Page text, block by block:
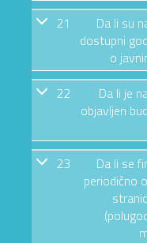
21
Da li su
dostupni
o
22
Da li je
objavljen
23
Da li se
periodično